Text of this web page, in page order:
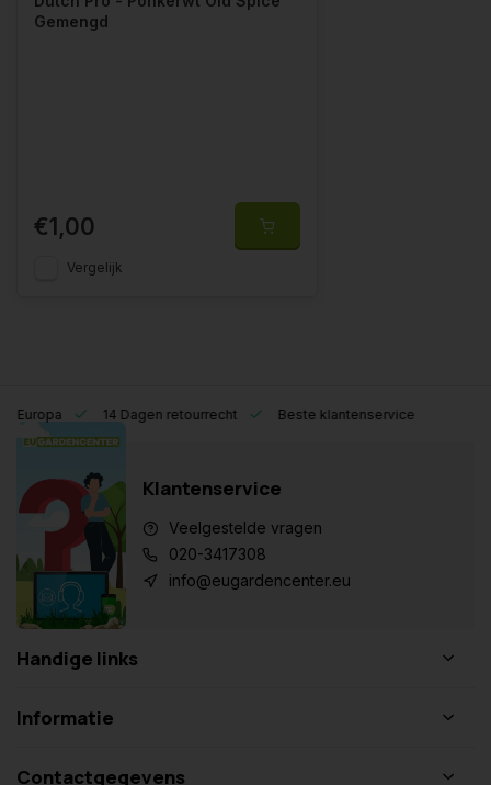
Gemengd
€1,00
Vergelijk
Europa 14 Dagen retourrecht Beste klantenservice
Klantenservice
Veelgestelde vragen
020-3417308
info@eugardencenter.eu
Handige links
Informatie
Contactgegevens